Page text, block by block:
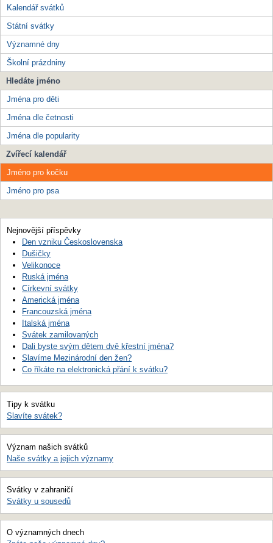
Kalendář svátků
Státní svátky
Významné dny
Školní prázdniny
Hledáte jméno
Jména pro děti
Jména dle četnosti
Jména dle popularity
Zvířecí kalendář
Jméno pro kočku
Jméno pro psa
Nejnovější příspěvky
Den vzniku Československa
Dušičky
Velikonoce
Ruská jména
Církevní svátky
Americká jména
Francouzská jména
Italská jména
Svátek zamilovaných
Dali byste svým dětem dvě křestní jména?
Slavíme Mezinárodní den žen?
Co říkáte na elektronická přání k svátku?
Tipy k svátku
Slavíte svátek?
Význam našich svátků
Naše svátky a jejich významy
Svátky v zahraničí
Svátky u sousedů
O významných dnech